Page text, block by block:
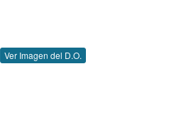
Ver Imagen del D.O.